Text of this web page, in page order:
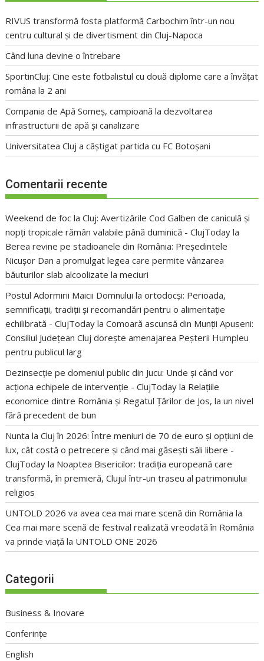
RIVUS transformă fosta platformă Carbochim într-un nou
centru cultural și de divertisment din Cluj-Napoca
Când luna devine o întrebare
SportinCluj: Cine este fotbalistul cu două diplome care a învățat
româna la 2 ani
Compania de Apă Someș, campioană la dezvoltarea
infrastructurii de apă și canalizare
Universitatea Cluj a câștigat partida cu FC Botoșani
Comentarii recente
Weekend de foc la Cluj: Avertizările Cod Galben de caniculă și
nopți tropicale rămân valabile până duminică - ClujToday la
Berea revine pe stadioanele din România: Președintele
Nicușor Dan a promulgat legea care permite vânzarea
băuturilor slab alcoolizate la meciuri
Postul Adormirii Maicii Domnului la ortodocși: Perioada,
semnificații, tradiții și recomandări pentru o alimentație
echilibrată - ClujToday laComoară ascunsă din Munții Apuseni:
Consiliul Județean Cluj dorește amenajarea Peșterii Humpleu
pentru publicul larg
Dezinsecție pe domeniul public din Jucu: Unde și când vor
acționa echipele de intervenție - ClujToday la Relațiile
economice dintre România și Regatul Țărilor de Jos, la un nivel
fără precedent de bun
Nunta la Cluj în 2026: Între meniuri de 70 de euro și opțiuni de
lux, cât costă o petrecere și când mai găsești săli libere -
ClujToday la Noaptea Bisericilor: tradiția europeană care
transformă, în premieră, Clujul într-un traseu al patrimoniului
religios
UNTOLD 2026 va avea cea mai mare scenă din România la
Cea mai mare scenă de festival realizată vreodată în România
va prinde viață la UNTOLD ONE 2026
Categorii
Business & Inovare
Conferințe
English